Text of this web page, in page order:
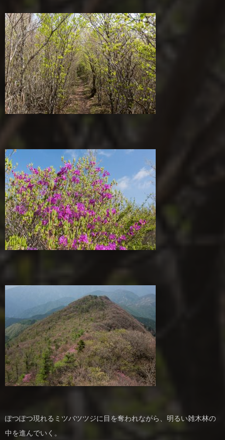
ぽつぽつ現れるミツバツツジに目を奪われながら、明るい雑木林の
中を進んでいく。